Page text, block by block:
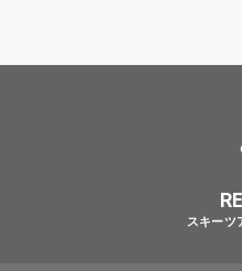
スキーツ